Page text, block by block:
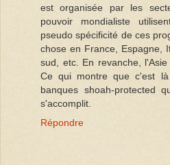
est organisée par les
pouvoir mondialiste
pseudo spécificité de ces
chose en France, Espagne,
sud, etc. En revanche,
Ce qui montre que c'est
banques shoah-protected
s'accomplit.
Répondre